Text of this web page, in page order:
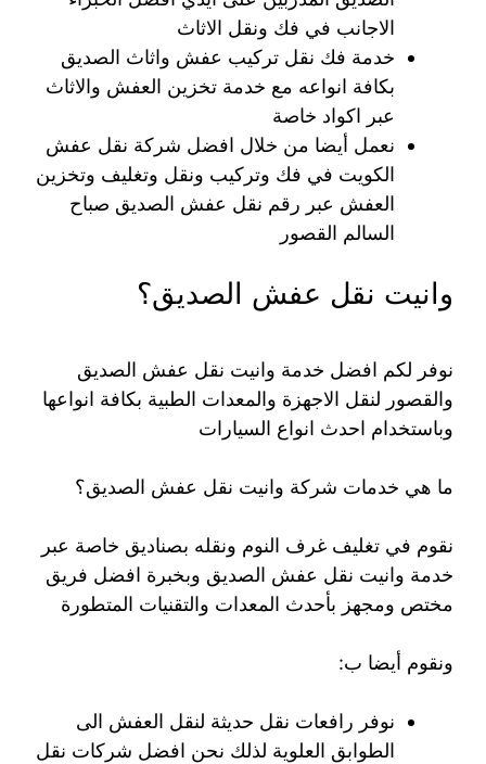
الاجانب في فك ونقل الاثاث
خدمة فك نقل تركيب عفش واثاث الصديق
بكافة انواعه مع خدمة تخزين العفش والاثاث
عبر اكواد خاصة
نعمل أيضا من خلال افضل شركة نقل عفش
الكويت في فك وتركيب ونقل وتغليف وتخزين
العفش عبر رقم نقل عفش الصديق صباح
السالم القصور
وانيت نقل عفش الصديق؟
نوفر لكم افضل خدمة وانيت نقل عفش الصديق
والقصور لنقل الاجهزة والمعدات الطبية بكافة انواعها
وباستخدام احدث انواع السيارات
ما هي خدمات شركة وانيت نقل عفش الصديق؟
نقوم في تغليف غرف النوم ونقله بصناديق خاصة عبر
خدمة وانيت نقل عفش الصديق وبخبرة افضل فريق
مختص ومجهز بأحدث المعدات والتقنيات المتطورة
ونقوم أيضا ب:
نوفر رافعات نقل حديثة لنقل العفش الى
الطوابق العلوية لذلك نحن افضل شركات نقل